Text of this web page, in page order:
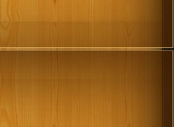
كتب 1976
كتب 1973